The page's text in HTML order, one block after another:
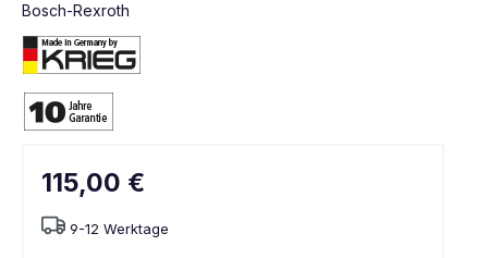
Bosch-Rexroth
115,00 €
9-12 Werktage